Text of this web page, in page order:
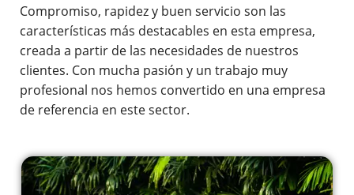
Compromiso, rapidez y buen servicio son las
características más destacables en esta empresa,
creada a partir de las necesidades de nuestros
clientes. Con mucha pasión y un trabajo muy
profesional nos hemos convertido en una empresa
de referencia en este sector.